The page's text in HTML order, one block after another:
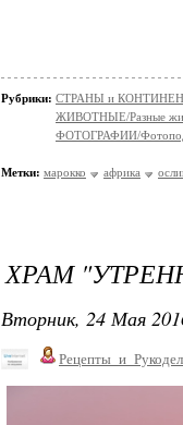
Рубрики: СТРАНЫ и
ЖИВОТНЫЕ/Разные
ФОТОГРАФИИ/
Метки: марокко африка
ХРАМ
Вторник, 24 Мая